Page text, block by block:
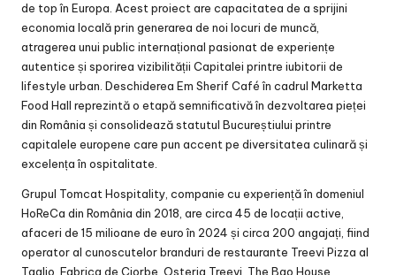
de top în Europa. Acest proiect are capacitatea de a sprijini
economia locală prin generarea de noi locuri de muncă,
atragerea unui public internațional pasionat de experiențe
autentice și sporirea vizibilității Capitalei printre iubitorii de
lifestyle urban. Deschiderea Em Sherif Café în cadrul Marketta
Food Hall reprezintă o etapă semnificativă în dezvoltarea pieței
din România și consolidează statutul Bucureștiului printre
capitalele europene care pun accent pe diversitatea culinară și
excelența în ospitalitate.
Grupul Tomcat Hospitality, companie cu experiență în domeniul
HoReCa din România din 2018, are circa 45 de locații active,
afaceri de 15 milioane de euro în 2024 și circa 200 angajați, fiind
operator al cunoscutelor branduri de restaurante Treevi Pizza al
Taglio, Fabrica de Ciorbe, Osteria Treevi, The Bao House,